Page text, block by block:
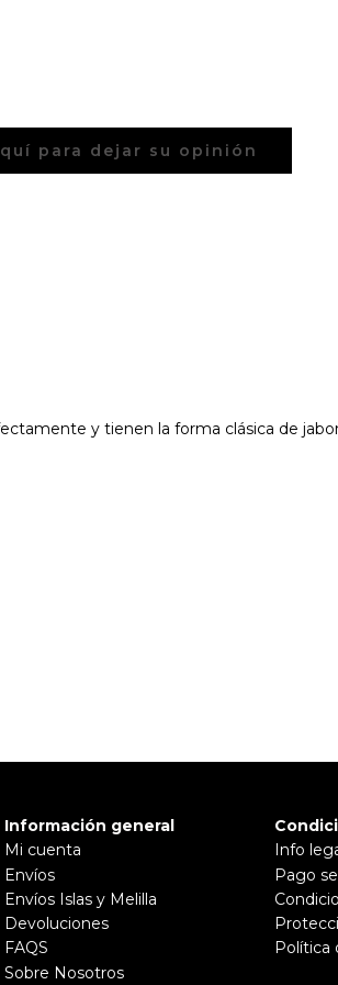
para dejar su opinión
y tienen la forma clásica de
Información general
Mi cuenta
Envíos
Envíos Islas y Melilla
Devoluciones
FAQS
Sobre Nosotros
Info
Pago
Política